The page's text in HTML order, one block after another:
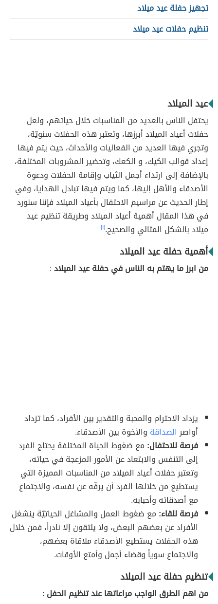
تجهيز حفلة عيد ميلاد
تنظيم حفلات عيد ميلاد
عيد الميلاد
يحتفل الناس بالعديد من المناسبات خلال حياتهم، ولعل
حفلات أعياد الميلاد أبرزها، وتعتبر هذه الحفلات سنويّة،
وتجري فيها العديد من الفعاليات والأحداث، حيث يتم فيها
إعداد قوالب الكيك، و الكعك، وتحضير المشروبات المختلفة،
بالإضافة إلى ارتداء أجمل الثياب وإقامة الحفلات ودعوة
الأصدقاء والأهل إليها، كما ويتم فيها تبادل الهدايا، وفي
إطار الحديث عن مراسيم الاحتفال بأعياد الميلاد فإننا سنورد
في هذا المقال أهمية أعياد الميلاد وطريقة تنظيم عيد
ميلاد بالشكل المثالي والصحيح.[١]
أهمية حفلة عيد الميلاد
من ابرز ما يهتم به الناس في حفلة عيد الميلاد:
يزداد الاحترام والمحبة والتقدير بين الأفراد، كما تزداد
أواصرالصداقة والأخوة بين الأصدقاء.
فرصة للاحتفال: مع ضغوط الحياة المختلفة يحتاج الفرد
إلى التنفس والابتعاد عن الأمور المزعجة في حياته،
وتعتبر حفلات أعياد الميلاد من المناسبات المميزة التي
يستطيع من خلالها الفرد أن يرفّه عن نفسه، والاجتماع
مع أصدقائه وأحبابه.
فرصة للقاء: مع ضغوط العمل والمشاغل الحياتيّة ينشغل
الأفراد عن بعضهم البعض، ولا يلتقون إلا نادراً، فمن خلال
هذه الحفلات يستطيع الأصدقاء ملاقاة بعضهم،
والاجتماع سوياً وقضاء أجمل وأمتع الأوقات.
تنظيم حفلة عيد الميلاد
من اهم الطرق الواجب مراعاتها عند تنظيم الحفل :